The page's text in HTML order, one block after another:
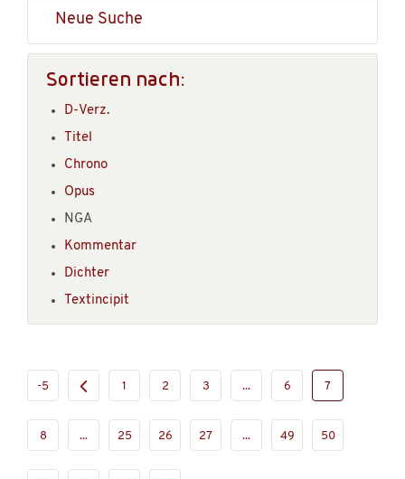
Neue Suche
Sortieren nach:
D-Verz.
Titel
Chrono
Opus
NGA
Kommentar
Dichter
Textincipit
-5 1 2 3 ... 6 7
8 ... 25 26 27 ... 49 50